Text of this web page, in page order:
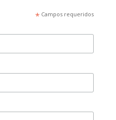
*Campos requeridos